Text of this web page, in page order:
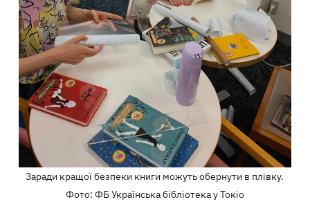
Заради кращої безпеки книги можуть обернути в плівку.
Фото: ФБ Українська бібліотека у Токіо